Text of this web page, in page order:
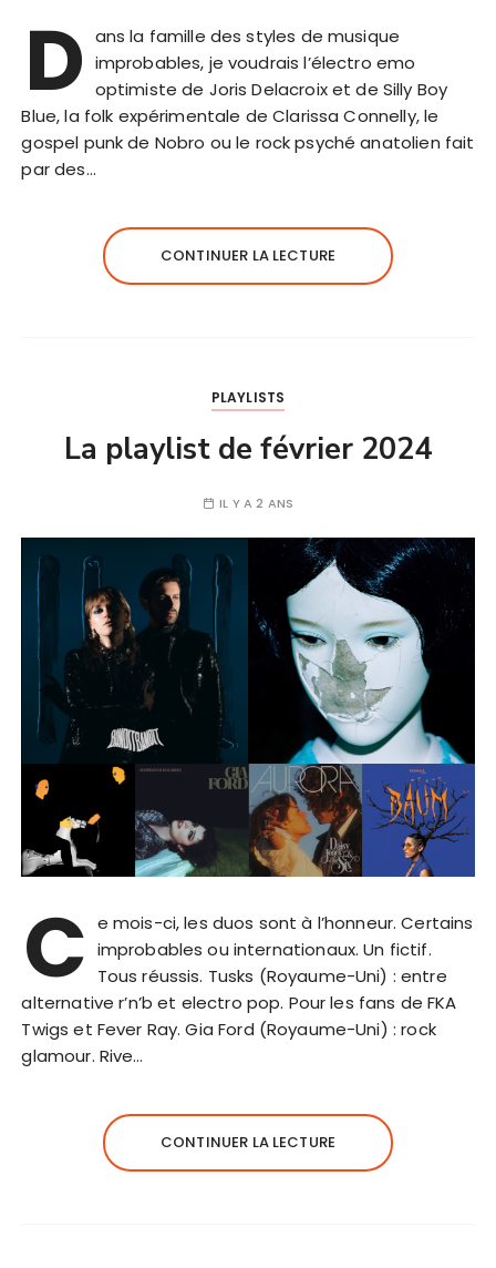
D ans la famille des styles de musique
improbables, je voudrais l’électro emo
optimiste de Joris Delacroix et de Silly Boy
Blue, la folk expérimentale de Clarissa Connelly, le
gospel punk de Nobro ou le rock psyché anatolien fait
par des…
CONTINUER LA LECTURE
PLAYLISTS
La playlist de février 2024
IL Y A 2 ANS
C e mois-ci, les duos sont à l’honneur. Certains
improbables ou internationaux. Un fictif.
Tous réussis. Tusks (Royaume-Uni) : entre
alternative r’n’b et electro pop. Pour les fans de FKA
Twigs et Fever Ray. Gia Ford (Royaume-Uni) : rock
glamour. Rive…
CONTINUER LA LECTURE